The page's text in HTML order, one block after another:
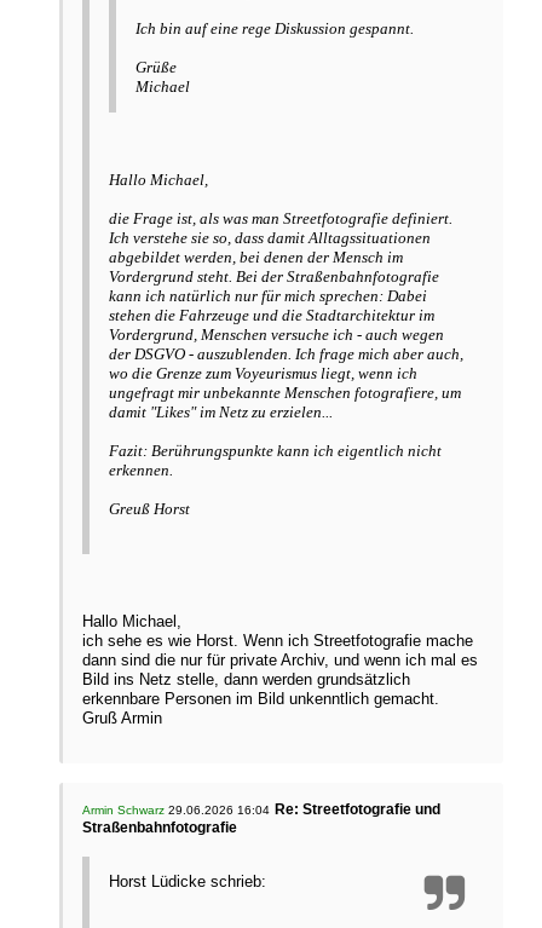
Ich bin auf eine rege Diskussion gespannt.
Grüße
Michael
Hallo Michael,
die Frage ist, als was man Streetfotografie definiert.
Ich verstehe sie so, dass damit Alltagssituationen
abgebildet werden, bei denen der Mensch im
Vordergrund steht. Bei der Straßenbahnfotografie
kann ich natürlich nur für mich sprechen: Dabei
stehen die Fahrzeuge und die Stadtarchitektur im
Vordergrund, Menschen versuche ich - auch wegen
der DSGVO - auszublenden. Ich frage mich aber auch,
wo die Grenze zum Voyeurismus liegt, wenn ich
ungefragt mir unbekannte Menschen fotografiere, um
damit "Likes" im Netz zu erzielen...
Fazit: Berührungspunkte kann ich eigentlich nicht
erkennen.
Greuß Horst
Hallo Michael,
ich sehe es wie Horst. Wenn ich Streetfotografie mache
dann sind die nur für private Archiv, und wenn ich mal es
Bild ins Netz stelle, dann werden grundsätzlich
erkennbare Personen im Bild unkenntlich gemacht.
Gruß Armin
Armin Schwarz 29.06.2026 16:04 Re: Streetfotografie und
Straßenbahnfotografie
Horst Lüdicke schrieb: